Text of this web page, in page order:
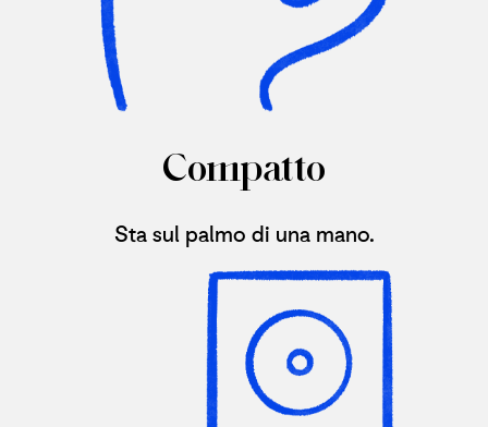
Compatto
Sta sul palmo di una mano.​